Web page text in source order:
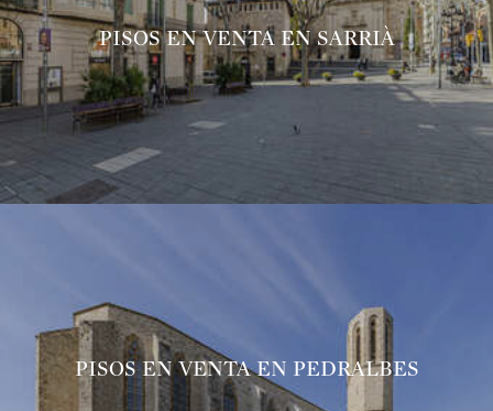
PISOS EN VENTA EN SARRIÀ
PISOS EN VENTA EN PEDRALBES